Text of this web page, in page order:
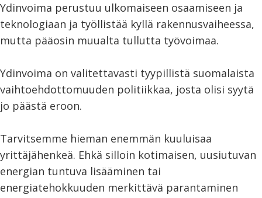
Ydinvoima perustuu ulkomaiseen osaamiseen ja
teknologiaan ja työllistää kyllä rakennusvaiheessa,
mutta pääosin muualta tullutta työvoimaa.
Ydinvoima on valitettavasti tyypillistä suomalaista
vaihtoehdottomuuden politiikkaa, josta olisi syytä
jo päästä eroon.
Tarvitsemme hieman enemmän kuuluisaa
yrittäjähenkeä. Ehkä silloin kotimaisen, uusiutuvan
energian tuntuva lisääminen tai
energiatehokkuuden merkittävä parantaminen